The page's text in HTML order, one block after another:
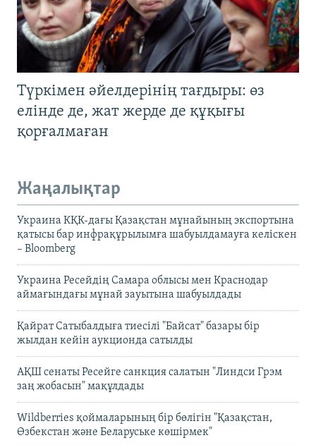
Түркімен әйелдерінің тағдыры: өз
елінде де, жат жерде де құқығы
қорғалмаған
Жаңалықтар
Украина КҚК-дағы Қазақстан мұнайының экспортына
қатысы бар инфрақұрылымға шабуылдамауға келіскен
– Bloomberg
Украина Ресейдің Самара облысы мен Краснодар
аймағындағы мұнай зауытына шабуылдады
Қайрат Сатыбалдыға тиесілі "Байсат" базары бір
жылдан кейін аукционда сатылды
АҚШ сенаты Ресейге санкция салатын "Линдси Грэм
заң жобасын" мақұлдады
Wildberries қоймаларының бір бөлігін "Қазақстан,
Өзбекстан және Беларуське көшірмек"